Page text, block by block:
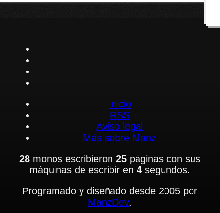
Inicio
RSS
Aviso legal
Más sobre Manz
28 monos escribieron25 páginas con sus
máquinas de escribir en4 segundos.
Programado y diseñado desde 2005 por
ManzDev.